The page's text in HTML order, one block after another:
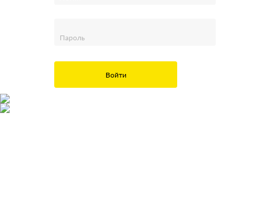
Пароль
Войти